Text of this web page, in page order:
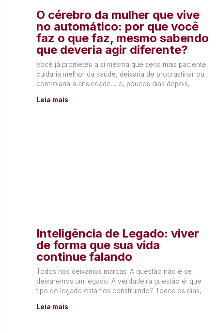
O cérebro da mulher que vive
no automático: por que você
faz o que faz, mesmo sabendo
que deveria agir diferente?
Você já prometeu a si mesma que seria mais paciente,
cuidaria melhor da saúde, deixaria de procrastinar ou
controlaria a ansiedade… e, poucos dias depois,
Leia mais
Inteligência de Legado: viver
de forma que sua vida
continue falando
Todos nós deixamos marcas. A questão não é se
deixaremos um legado. A verdadeira questão é: que
tipo de legado estamos construindo? Todos os dias,
Leia mais